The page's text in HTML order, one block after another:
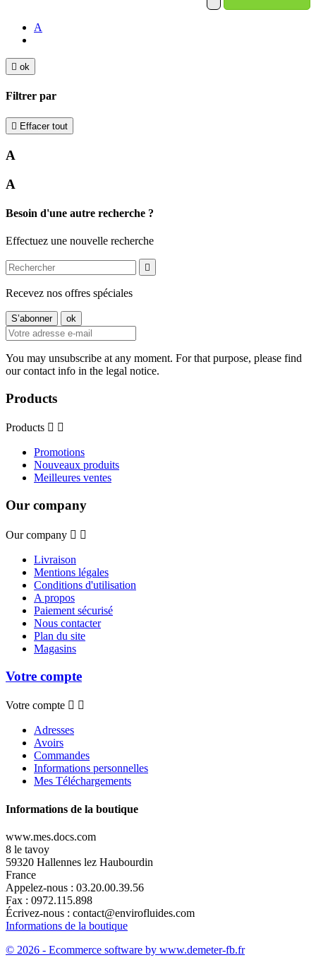
A
 ok
Filtrer par
 Effacer tout
A
A
Besoin d'une autre recherche ?
Effectuez une nouvelle recherche

Recevez nos offres spéciales
You may unsubscribe at any moment. For that purpose, please find
our contact info in the legal notice.
Products
Products  
Promotions
Nouveaux produits
Meilleures ventes
Our company
Our company  
Livraison
Mentions légales
Conditions d'utilisation
A propos
Paiement sécurisé
Nous contacter
Plan du site
Magasins
Votre compte
Votre compte  
Adresses
Avoirs
Commandes
Informations personnelles
Mes Téléchargements
Informations de la boutique
www.mes.docs.com
8 le tavoy
59320 Hallennes lez Haubourdin
France
Appelez-nous : 03.20.00.39.56
Fax : 0972.115.898
Écrivez-nous : contact@envirofluides.com
Informations de la boutique
© 2026 - Ecommerce software by www.demeter-fb.fr